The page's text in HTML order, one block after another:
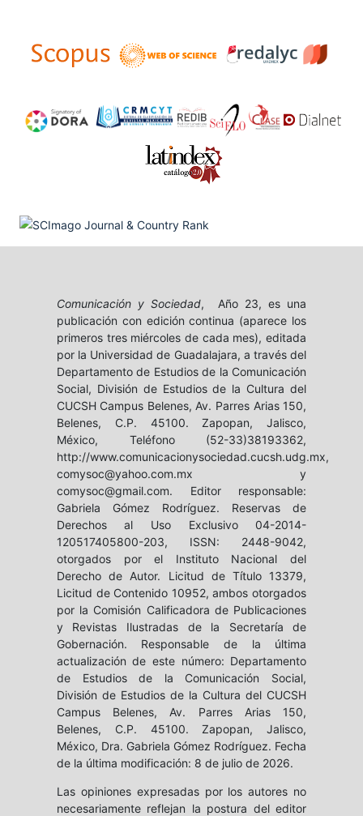
Comunicación y Sociedad, Año 23, es una
publicación con edición continua (aparece los
primeros tres miércoles de cada mes), editada
por la Universidad de Guadalajara, a través del
Departamento de Estudios de la Comunicación
Social, División de Estudios de la Cultura del
CUCSH Campus Belenes, Av. Parres Arias 150,
Belenes, C.P. 45100. Zapopan, Jalisco,
México, Teléfono (52-33)38193362,
http://www.comunicacionysociedad.cucsh.udg.mx,
comysoc@yahoo.com.mx y
comysoc@gmail.com. Editor responsable:
Gabriela Gómez Rodríguez. Reservas de
Derechos al Uso Exclusivo 04-2014-
120517405800-203, ISSN: 2448-9042,
otorgados por el Instituto Nacional del
Derecho de Autor. Licitud de Título 13379,
Licitud de Contenido 10952, ambos otorgados
por la Comisión Calificadora de Publicaciones
y Revistas Ilustradas de la Secretaría de
Gobernación. Responsable de la última
actualización de este número: Departamento
de Estudios de la Comunicación Social,
División de Estudios de la Cultura del CUCSH
Campus Belenes, Av. Parres Arias 150,
Belenes, C.P. 45100. Zapopan, Jalisco,
México, Dra. Gabriela Gómez Rodríguez. Fecha
de la última modificación: 8 de julio de 2026.
Las opiniones expresadas por los autores no
necesariamente reflejan la postura del editor